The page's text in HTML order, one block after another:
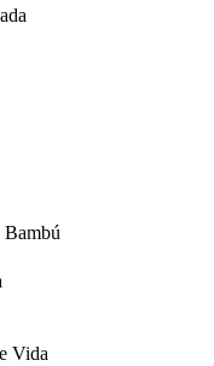
Bambú
Vida